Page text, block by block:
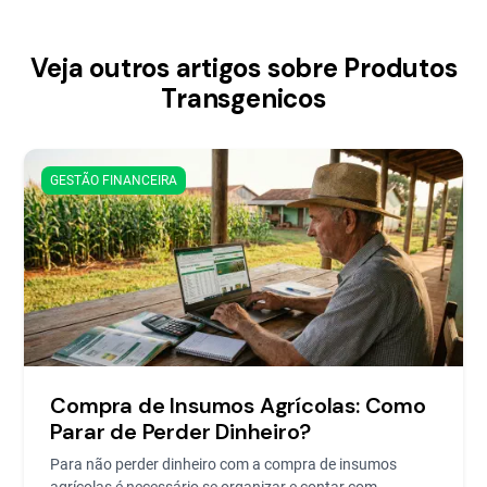
Veja outros artigos sobre Produtos
Transgenicos
GESTÃO FINANCEIRA
Compra de Insumos Agrícolas: Como
Parar de Perder Dinheiro?
Para não perder dinheiro com a compra de insumos